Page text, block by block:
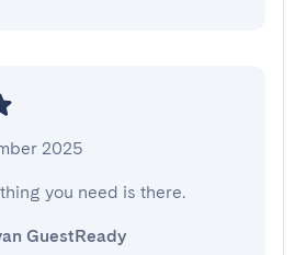
2025
you need is there.
GuestReady